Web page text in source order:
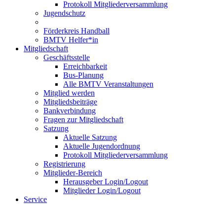
Protokoll Mitgliederversammlung
Jugendschutz
Förderkreis Handball
BMTV Helfer*in
Mitgliedschaft
Geschäftsstelle
Erreichbarkeit
Bus-Planung
Alle BMTV Veranstaltungen
Mitglied werden
Mitgliedsbeiträge
Bankverbindung
Fragen zur Mitgliedschaft
Satzung
Aktuelle Satzung
Aktuelle Jugendordnung
Protokoll Mitgliederversammlung
Registrierung
Mitglieder-Bereich
Herausgeber Login/Logout
Mitglieder Login/Logout
Service